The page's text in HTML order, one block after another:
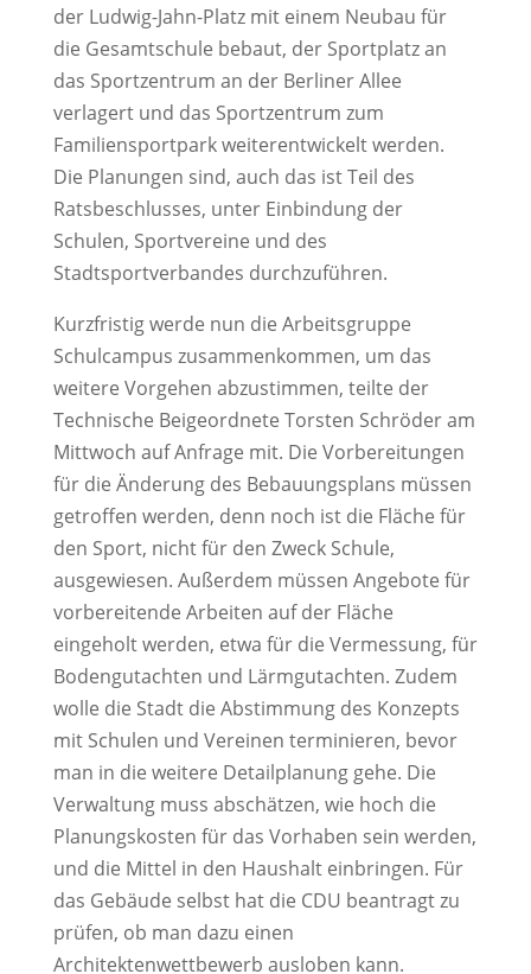
der Ludwig-Jahn-Platz mit einem Neubau für
die Gesamtschule bebaut, der Sportplatz an
das Sportzentrum an der Berliner Allee
verlagert und das Sportzentrum zum
Familiensportpark weiterentwickelt werden.
Die Planungen sind, auch das ist Teil des
Ratsbeschlusses, unter Einbindung der
Schulen, Sportvereine und des
Stadtsportverbandes durchzuführen.
Kurzfristig werde nun die Arbeitsgruppe
Schulcampus zusammenkommen, um das
weitere Vorgehen abzustimmen, teilte der
Technische Beigeordnete Torsten Schröder am
Mittwoch auf Anfrage mit. Die Vorbereitungen
für die Änderung des Bebauungsplans müssen
getroffen werden, denn noch ist die Fläche für
den Sport, nicht für den Zweck Schule,
ausgewiesen. Außerdem müssen Angebote für
vorbereitende Arbeiten auf der Fläche
eingeholt werden, etwa für die Vermessung, für
Bodengutachten und Lärmgutachten. Zudem
wolle die Stadt die Abstimmung des Konzepts
mit Schulen und Vereinen terminieren, bevor
man in die weitere Detailplanung gehe. Die
Verwaltung muss abschätzen, wie hoch die
Planungskosten für das Vorhaben sein werden,
und die Mittel in den Haushalt einbringen. Für
das Gebäude selbst hat die CDU beantragt zu
prüfen, ob man dazu einen
Architektenwettbewerb ausloben kann.